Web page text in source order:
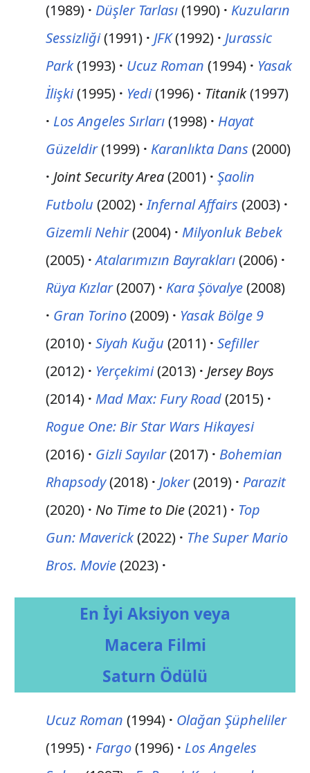
(1989)
Düşler Tarlası(1990)
Kuzuların
Sessizliği(1991) JFK(1992)
Jurassic
Park(1993) Ucuz Roman (1994)
Yasak
İlişki(1995) Yedi(1996) Titanik(1997)
Los Angeles Sırları(1998)
Hayat
Güzeldir(1999) Karanlıkta Dans (2000)
Joint Security Area(2001) Şaolin
Futbolu (2002) Infernal Affairs (2003)
Gizemli Nehir(2004)
Milyonluk Bebek
(2005) Atalarımızın Bayrakları(2006)
Rüya Kızlar(2007) Kara Şövalye(2008)
Gran Torino(2009)
Yasak Bölge 9
(2010) Siyah Kuğu (2011) Sefiller
(2012)
Yerçekimi(2013)
Jersey Boys
(2014)
Mad Max: Fury Road(2015)
Rogue One: Bir Star Wars Hikayesi
(2016)
Gizli Sayılar(2017)
Bohemian
Rhapsody(2018) Joker(2019)
Parazit
(2020)
No Time to Die(2021)
Top
Gun: Maverick(2022)
The Super Mario
Bros. Movie(2023)
En İyi Aksiyon veya
Macera Filmi
Saturn Ödülü
Ucuz Roman (1994)
Olağan Şüpheliler
(1995)
Fargo(1996)
Los Angeles